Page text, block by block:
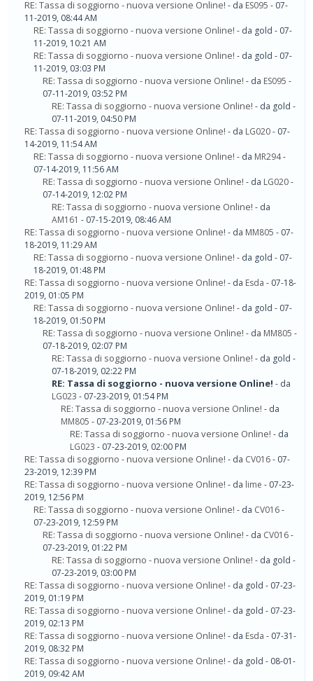
RE: Tassa di soggiorno - nuova versione Online! - da ES095 - 07-
11-2019, 08:44 AM
RE: Tassa di soggiorno - nuova versione Online! - da gold - 07-
11-2019, 10:21 AM
RE: Tassa di soggiorno - nuova versione Online! - da gold - 07-
11-2019, 03:03 PM
RE: Tassa di soggiorno - nuova versione Online! - da ES095 -
07-11-2019, 03:52 PM
RE: Tassa di soggiorno - nuova versione Online! - da gold -
07-11-2019, 04:50 PM
RE: Tassa di soggiorno - nuova versione Online! - da LG020- 07-
14-2019, 11:54 AM
RE: Tassa di soggiorno - nuova versione Online! - da MR294-
07-14-2019, 11:56 AM
RE: Tassa di soggiorno - nuova versione Online! - da LG020-
07-14-2019, 12:02 PM
RE: Tassa di soggiorno - nuova versione Online! - da
AM161 - 07-15-2019, 08:46 AM
RE: Tassa di soggiorno - nuova versione Online! - da MM805 - 07-
18-2019, 11:29 AM
RE: Tassa di soggiorno - nuova versione Online! - da gold - 07-
18-2019, 01:48 PM
RE: Tassa di soggiorno - nuova versione Online! - da Esda - 07-18-
2019, 01:05 PM
RE: Tassa di soggiorno - nuova versione Online! - da gold - 07-
18-2019, 01:50 PM
RE: Tassa di soggiorno - nuova versione Online! - da MM805 -
07-18-2019, 02:07 PM
RE: Tassa di soggiorno - nuova versione Online! - da gold -
07-18-2019, 02:22 PM
RE: Tassa di soggiorno - nuova versione Online! - da
LG023 - 07-23-2019, 01:54 PM
RE: Tassa di soggiorno - nuova versione Online! - da
MM805 - 07-23-2019, 01:56 PM
RE: Tassa di soggiorno - nuova versione Online! - da
LG023 - 07-23-2019, 02:00 PM
RE: Tassa di soggiorno - nuova versione Online! - da CV016- 07-
23-2019, 12:39 PM
RE: Tassa di soggiorno - nuova versione Online! - da lime - 07-23-
2019, 12:56 PM
RE: Tassa di soggiorno - nuova versione Online! - da CV016-
07-23-2019, 12:59 PM
RE: Tassa di soggiorno - nuova versione Online! - da CV016-
07-23-2019, 01:22 PM
RE: Tassa di soggiorno - nuova versione Online! - da gold -
07-23-2019, 03:00 PM
RE: Tassa di soggiorno - nuova versione Online! - da gold - 07-23-
2019, 01:19 PM
RE: Tassa di soggiorno - nuova versione Online! - da gold - 07-23-
2019, 02:13 PM
RE: Tassa di soggiorno - nuova versione Online! - da Esda - 07-31-
2019, 08:32 PM
RE: Tassa di soggiorno - nuova versione Online! - da gold - 08-01-
2019, 09:42 AM